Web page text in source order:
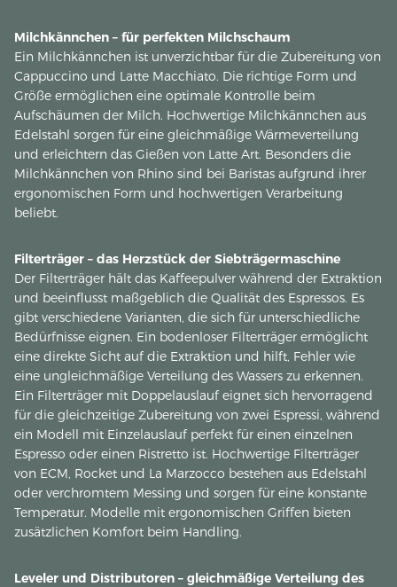
Milchkännchen – für perfekten Milchschaum
Ein Milchkännchen ist unverzichtbar für die Zubereitung von
Cappuccino und Latte Macchiato. Die richtige Form und
Größe ermöglichen eine optimale Kontrolle beim
Aufschäumen der Milch. Hochwertige Milchkännchen aus
Edelstahl sorgen für eine gleichmäßige Wärmeverteilung
und erleichtern das Gießen von Latte Art. Besonders die
Milchkännchen von Rhino sind bei Baristas aufgrund ihrer
ergonomischen Form und hochwertigen Verarbeitung
beliebt.
Filterträger – das Herzstück der Siebträgermaschine
Der Filterträger hält das Kaffeepulver während der Extraktion
und beeinflusst maßgeblich die Qualität des Espressos. Es
gibt verschiedene Varianten, die sich für unterschiedliche
Bedürfnisse eignen. Ein bodenloser Filterträger ermöglicht
eine direkte Sicht auf die Extraktion und hilft, Fehler wie
eine ungleichmäßige Verteilung des Wassers zu erkennen.
Ein Filterträger mit Doppelauslauf eignet sich hervorragend
für die gleichzeitige Zubereitung von zwei Espressi, während
ein Modell mit Einzelauslauf perfekt für einen einzelnen
Espresso oder einen Ristretto ist. Hochwertige Filterträger
von ECM, Rocket und La Marzocco bestehen aus Edelstahl
oder verchromtem Messing und sorgen für eine konstante
Temperatur. Modelle mit ergonomischen Griffen bieten
zusätzlichen Komfort beim Handling.
Leveler und Distributoren – gleichmäßige Verteilung des